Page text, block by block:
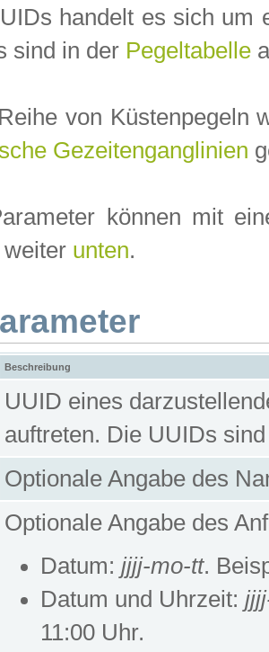
handelt es sich um
sind in der Pegeltabelle
von Küstenpegeln
Gezeitenganglinien
können mit
unten.
Beschreibung
UUID eines
auftreten. Die UUIDs
Optionale Angabe des
Optionale Angabe des
Datum: jjjj-mo-tt.
Datum und Uhrzeit:
11:00 Uhr.